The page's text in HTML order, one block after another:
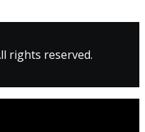
rights reserved.